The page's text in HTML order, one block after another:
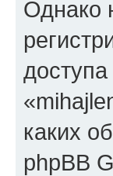
Однако
каких
phpBB